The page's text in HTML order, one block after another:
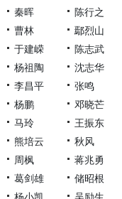
秦晖 陈行之
曹林
鄢烈山
于建嵘
陈志武
杨祖陶
沈志华
李昌平
张鸣
杨鹏
邓晓芒
马玲
王振东
熊培云
秋风
周枫
蒋兆勇
葛剑雄
储昭根